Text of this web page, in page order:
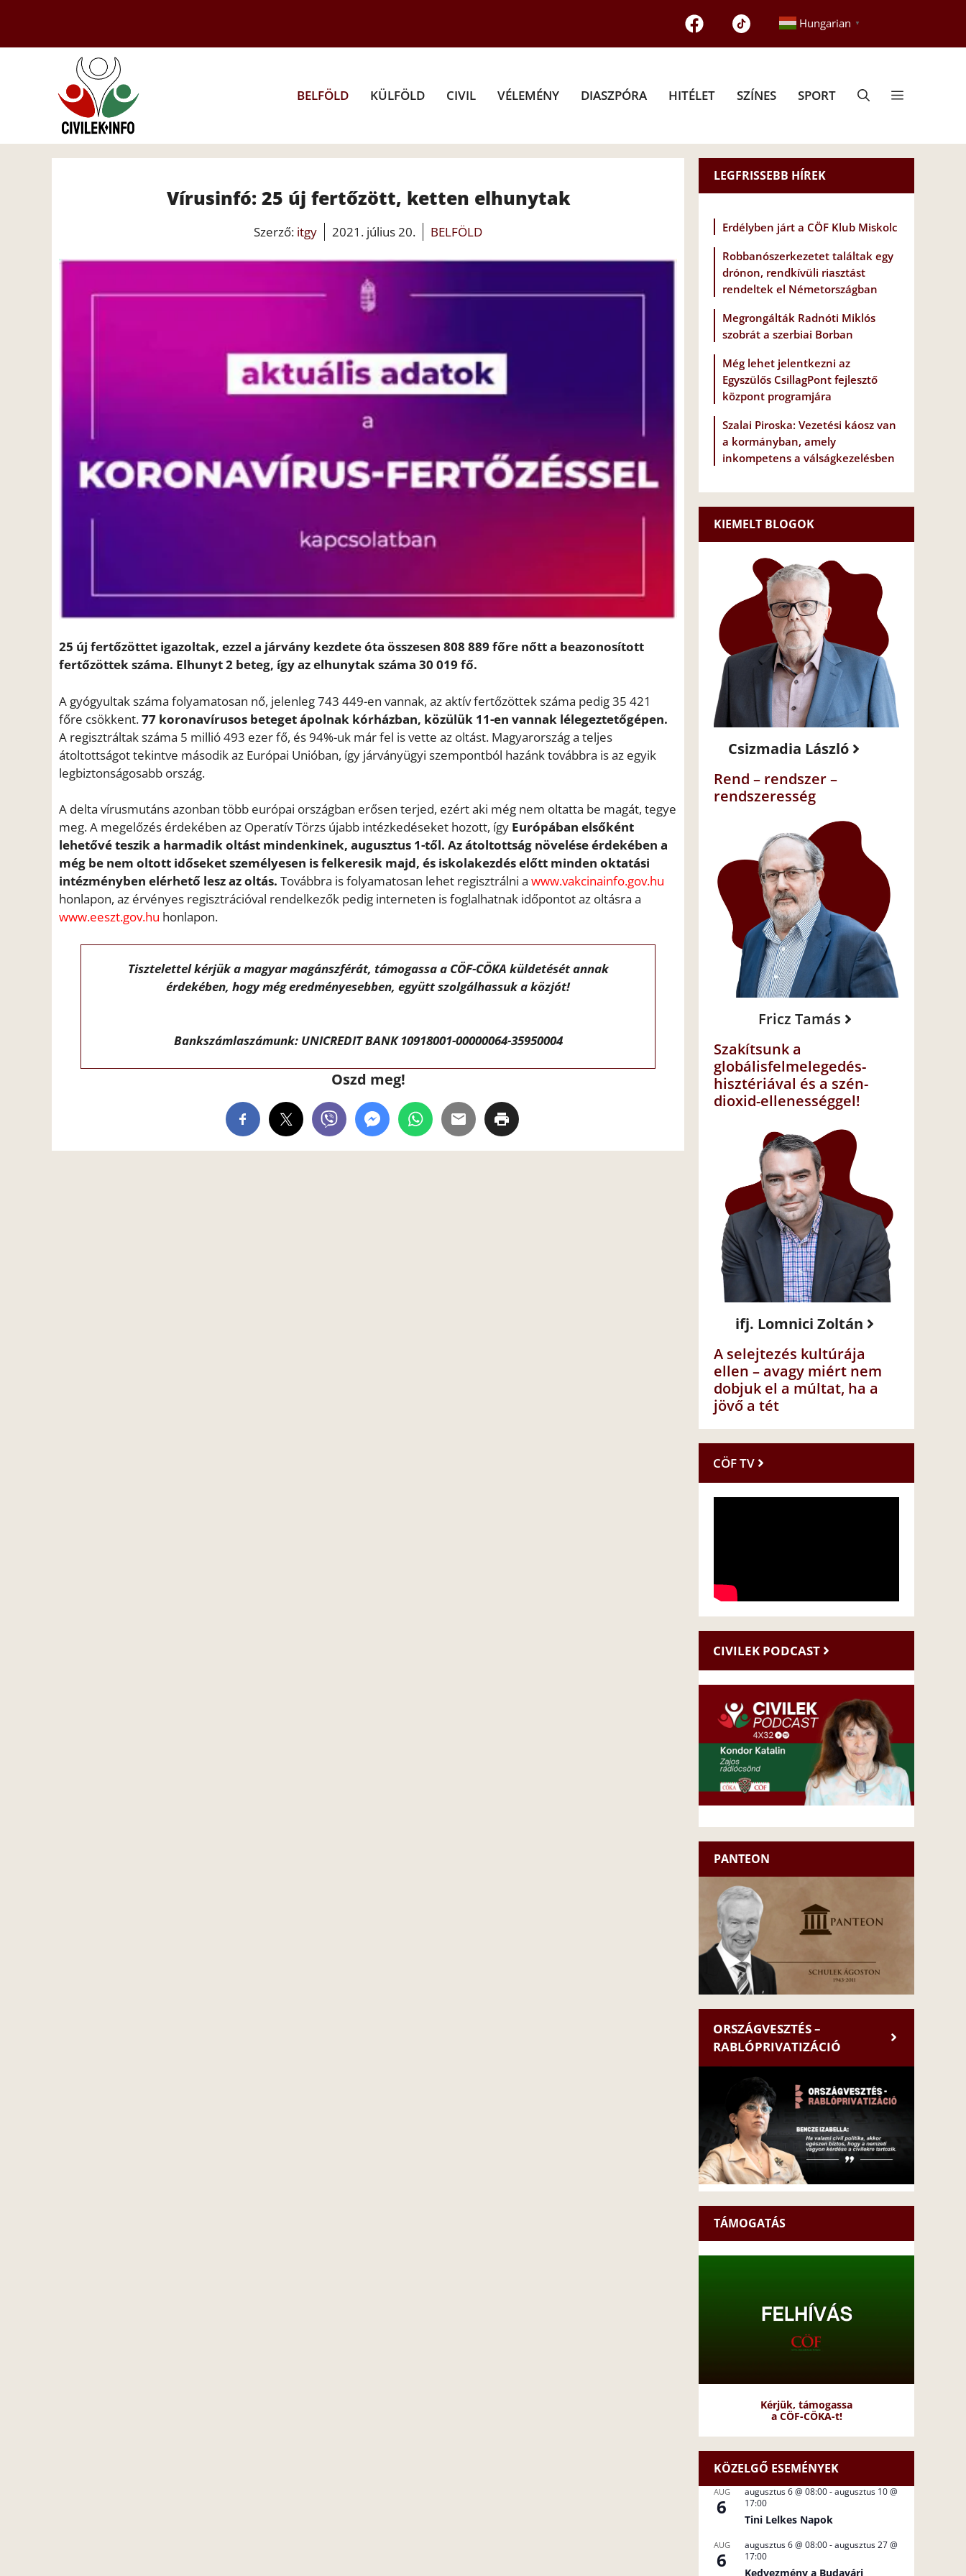
tartalomba
Hungarian ▼
BELFÖLD KÜLFÖLD CIVIL VÉLEMÉNY DIASZPÓRA HITÉLET SZÍNES SPORT
Vírusinfó: 25 új fertőzött, ketten elhunytak
Szerző: itgy 2021. július 20. BELFÖLD
25 új fertőzöttet igazoltak, ezzel a járvány kezdete óta összesen 808 889 főre nőtt a beazonosított
fertőzöttek száma. Elhunyt 2 beteg, így az elhunytak száma 30 019 fő.
A gyógyultak száma folyamatosan nő, jelenleg 743 449-en vannak, az aktív fertőzöttek száma pedig 35 421
főre csökkent.77 koronavírusos beteget ápolnak kórházban, közülük 11-en vannak lélegeztetőgépen.
A regisztráltak száma 5 millió 493 ezer fő, és 94%-uk már fel is vette az oltást. Magyarország a teljes
átoltottságot tekintve második az Európai Unióban, így járványügyi szempontból hazánk továbbra is az egyik
legbiztonságosabb ország.
A delta vírusmutáns azonban több európai országban erősen terjed, ezért aki még nem oltatta be magát, tegye
meg. A megelőzés érdekében az Operatív Törzs újabb intézkedéseket hozott, így Európában elsőként
lehetővé teszik a harmadik oltást mindenkinek, augusztus 1-től. Az átoltottság növelése érdekében a
még be nem oltott időseket személyesen is felkeresik majd, és iskolakezdés előtt minden oktatási
intézményben elérhető lesz az oltás. Továbbra is folyamatosan lehet regisztrálni a www.vakcinainfo.gov.hu
honlapon, az érvényes regisztrációval rendelkezők pedig interneten is foglalhatnak időpontot az oltásra a
www.eeszt.gov.hu honlapon.
Tisztelettel kérjük a magyar magánszférát, támogassa a CÖF-CÖKA küldetését annak
érdekében, hogy még eredményesebben, együtt szolgálhassuk a közjót!
Bankszámlaszámunk: UNICREDIT BANK 10918001-00000064-35950004
Oszd meg!
LEGFRISSEBB HÍREK
Erdélyben járt a CÖF Klub Miskolc
Robbanószerkezetet találtak egy
drónon, rendkívüli riasztást
rendeltek el Németországban
Megrongálták Radnóti Miklós
szobrát a szerbiai Borban
Még lehet jelentkezni az
Egyszülős CsillagPont fejlesztő
központ programjára
Szalai Piroska: Vezetési káosz van
a kormányban, amely
inkompetens a válságkezelésben
KIEMELT BLOGOK
Csizmadia László
Rend – rendszer –
rendszeresség
Fricz Tamás
Szakítsunk a
globálisfelmelegedés-
hisztériával és a szén-
dioxid-ellenességgel!
ifj. Lomnici Zoltán
A selejtezés kultúrája
ellen – avagy miért nem
dobjuk el a múltat, ha a
jövő a tét
CÖF TV
CIVILEK PODCAST
PANTEON
ORSZÁGVESZTÉS –
RABLÓPRIVATIZÁCIÓ
TÁMOGATÁS
Kérjük, támogassa
a CÖF-CÖKA-t!
KÖZELGŐ ESEMÉNYEK
AUG
6
augusztus 6 @ 08:00-augusztus 10 @
17:00
Tini Lelkes Napok
AUG
6
augusztus 6 @ 08:00-augusztus 27 @
17:00
Kedvezmény a Budavári